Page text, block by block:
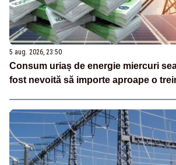
5 aug. 2026, 23:50
Consum uriaș de energie miercuri
fost nevoită să importe aproape o